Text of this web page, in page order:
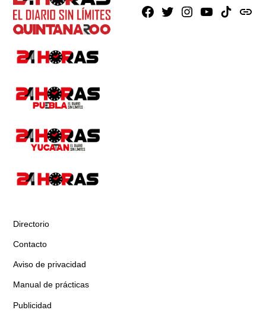
Facebook
X Instagram
YoutubeTikTokissuu
Directorio
Contacto
Aviso de privacidad
Manual de prácticas
Publicidad